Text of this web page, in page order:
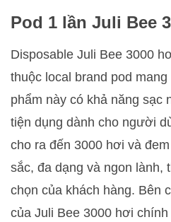
Pod 1 lần Juli Bee
Disposable Juli Bee 3000
thuộc local brand pod
phẩm này có khả năng sạc
tiện dụng dành cho người
cho ra đến 3000 hơi và
sắc, đa dạng và ngon lành,
chọn của khách hàng. Bên
của Juli Bee 3000 hơi